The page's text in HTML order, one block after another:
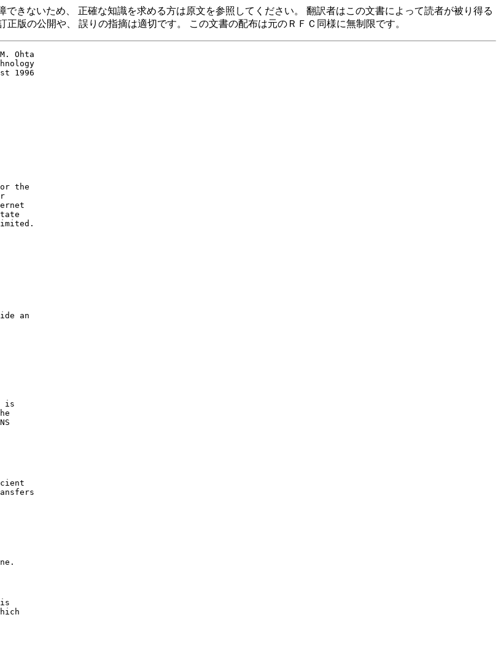
きないため、 正確な知識を求める方は原文を参照してください。 翻訳者はこの文書によって読者が被り得る
版の公開や、 誤りの指摘は適切です。 この文書の配布は元のＲＦＣ同様に無制限です。
Ohta
1996
the
an
is